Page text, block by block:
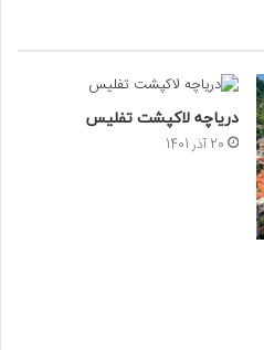
دریاچه لاکپشت تفلیس
20 آذر 1401